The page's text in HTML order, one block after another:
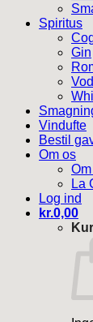
Spiritus
Gin
Vindufte
Bestil
Om os
La
Log ind
kr.0,00